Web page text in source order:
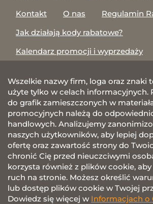
Kontakt
O nas Regulamin
Jak działają kody rabatowe?
Kalendarz promocji i wyprzedaży
Wszelkie nazwy firm, loga oraz znaki
użyte tylko w celach informacyjnych.
do grafik zamieszczonych w
promocyjnych należą do
handlowych. Analizujemy
naszych użytkowników, aby lepiej
ofertę oraz zawartość strony do
chronić Cię przed nieuczciwymi
korzysta również z plików cookie,
ruch na stronie. Możesz określić
lub dostęp plików cookie w Twojej
Dowiedz się więcej w Informacjach o